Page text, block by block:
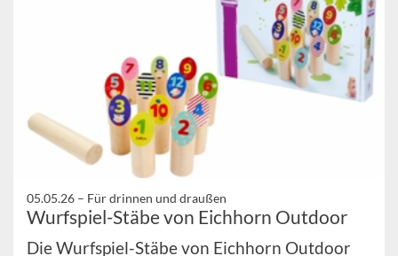
05.05.26 – Für drinnen und draußen
Wurfspiel-Stäbe von Eichhorn Outdoor
Die Wurfspiel-Stäbe von Eichhorn Outdoor